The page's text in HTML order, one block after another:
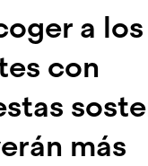
a los
con
más